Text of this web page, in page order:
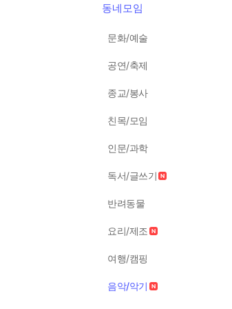
동네모임
문화/예술
공연/축제
종교/봉사
친목/모임
인문/과학
독서/글쓰기
반려동물
요리/제조
여행/캠핑
음악/악기